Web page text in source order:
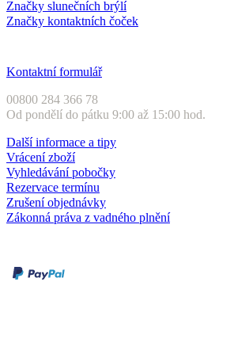
Značky slunečních brýlí
Značky kontaktních čoček
Kontaktní formulář
00800 284 366 78
Od pondělí do pátku 9:00 až 15:00 hod.
Další informace a tipy
Vrácení zboží
Vyhledávání pobočky
Rezervace termínu
Zrušení objednávky
Zákonná práva z vadného plnění